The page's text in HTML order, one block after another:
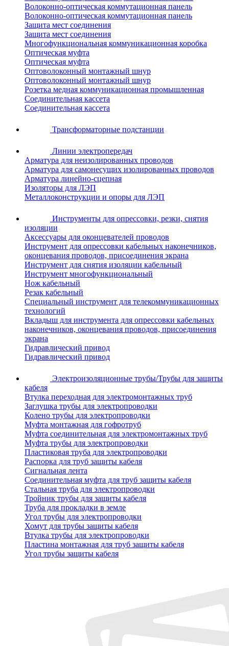
Волоконно-оптическая коммутационная панель
Волоконно-оптическая коммутационная панель
Защита мест соединения
Защита мест соединения
Многофункциональная коммуникационная коробка
Оптическая муфта
Оптическая муфта
Оптоволоконный монтажный шнур
Оптоволоконный монтажный шнур
Розетка медная коммуникационная промышленная
Соединительная кассета
Соединительная кассета
Трансформаторные подстанции
Линии электропередач
Арматура для неизолированных проводов
Арматура для самонесущих изолированных проводов
Арматура линейно-сцепная
Изоляторы для ЛЭП
Металлоконструкции и опоры для ЛЭП
Инструменты для опрессовки, резки, снятия
изоляции
Аксессуары для оконцевателей проводов
Инструмент для опрессовки кабельных наконечников,
оконцевания проводов, присоединения экрана
Инструмент для снятия изоляции кабельный
Инструмент многофункциональный
Нож кабельный
Резак кабельный
Специальный инструмент для телекоммуникационных
технологий
Вкладыш для инструмента для опрессовки кабельных
наконечников, оконцевания проводов, присоединения
экрана
Гидравлический привод
Гидравлический привод
Электроизоляционные трубы/Трубы для защиты
кабеля
Втулка переходная для электромонтажных труб
Заглушка трубы для электропроводки
Колено трубы для электропроводки
Муфта монтажная для гофротруб
Муфта соединительная для электромонтажных труб
Муфта трубы для электропроводки
Пластиковая труба для электропроводки
Распорка для труб защиты кабеля
Сигнальная лента
Соединительная муфта для труб защиты кабеля
Стальная труба для электропроводки
Тройник трубы для защиты кабеля
Труба для прокладки в земле
Угол трубы для электропроводки
Хомут для трубы защиты кабеля
Втулка трубы для электропроводки
Пластина монтажная для труб защиты кабеля
Угол трубы защиты кабеля